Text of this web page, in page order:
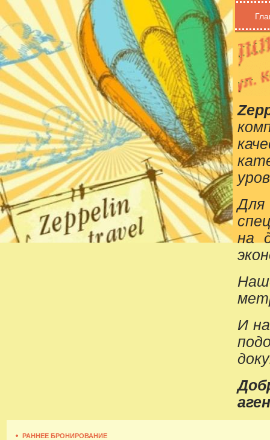
на
И
РАННЕЕ БРОНИРОВАНИЕ